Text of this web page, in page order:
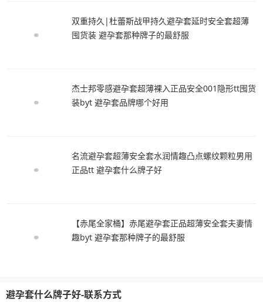
双重持久|杜蕾斯战甲持久避孕套延时安全套超薄
囤货装 避孕套那种牌子的最舒服
杰士邦零感避孕套超薄裸入正品安全001隐形tt囤货
装byt 避孕套品牌哪个好用
名流避孕套超薄安全套水润情趣凸点螺纹颗粒男用
正品tt 避孕套什么牌子好
【赤尾全家桶】赤尾避孕套正品超薄安全套夫妻情
趣byt 避孕套那种牌子的最舒服
避孕套什么牌子好-联系方式